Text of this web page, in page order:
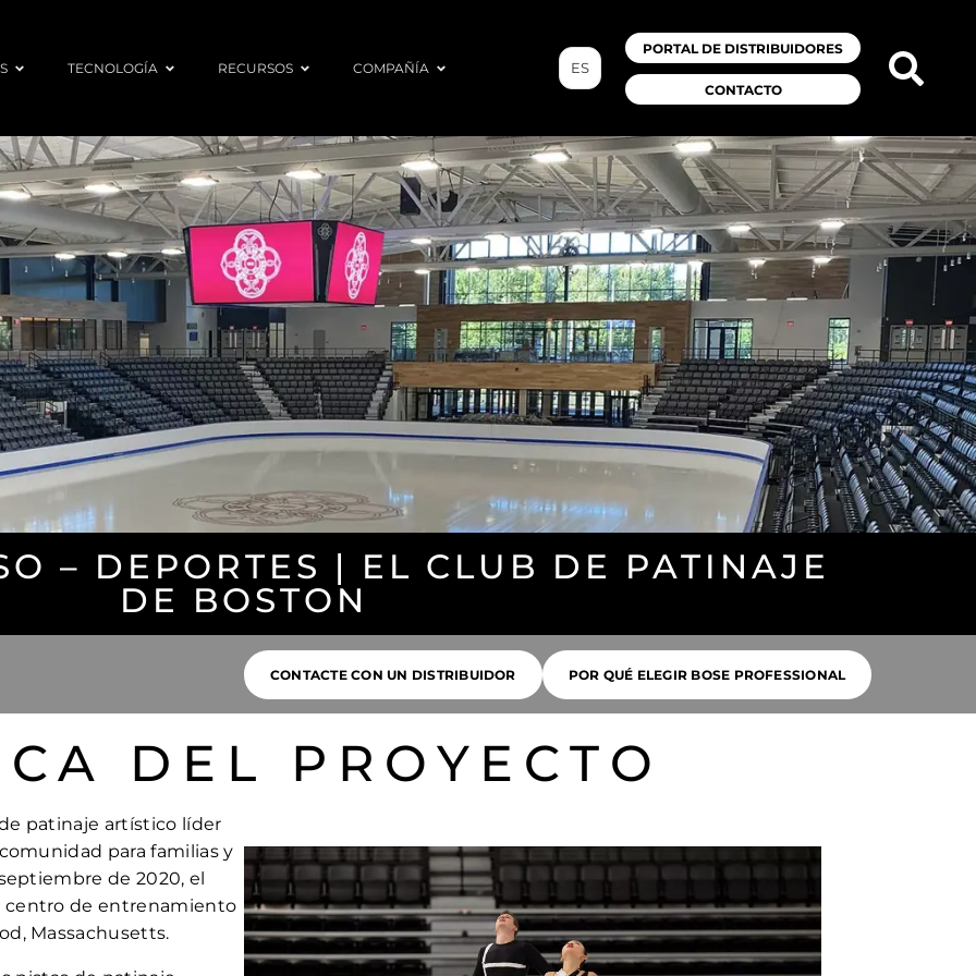
TECNOLOGÍA RECURSOS COMPAÑÍA
PORTAL DE DISTRIBUIDORES
CONTACTO
ES
– DEPORTES | EL CLUB DE PATINAJE
DE BOSTON
CONTACTE CON UN DISTRIBUIDOR POR QUÉ ELEGIR BOSE PROFESSIONAL
DEL PROYECTO
patinaje artístico líder
para familias y
de 2020, el
centro de entrenamiento
Massachusetts.